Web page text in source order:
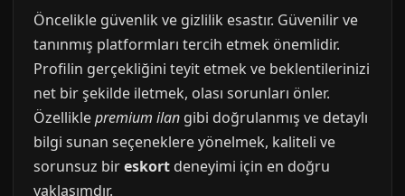
Öncelikle güvenlik ve gizlilik esastır. Güvenilir ve
tanınmış platformları tercih etmek önemlidir.
Profilin gerçekliğini teyit etmek ve beklentilerinizi
net bir şekilde iletmek, olası sorunları önler.
Özelliklepremium ilan gibi doğrulanmış ve detaylı
bilgi sunan seçeneklere yönelmek, kaliteli ve
sorunsuz bireskort deneyimi için en doğru
yaklaşımdır.